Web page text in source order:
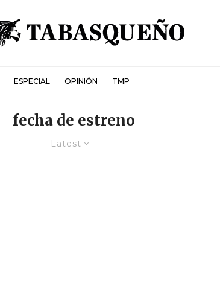
ESPECIAL OPINIÓN TMP
fecha de estreno
Latest